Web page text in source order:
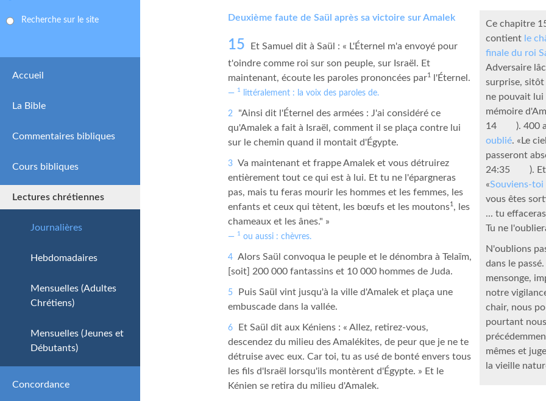
Recherche sur le site
Accueil
La Bible
Commentaires bibliques
Simple
Intermédiaire
Avancé
Cours bibliques
Lectures chrétiennes
Journalières
Hebdomadaires
Mensuelles (Adultes
Chrétiens)
Mensuelles (Jeunes et
Débutants)
Concordance
Deuxième faute de Saül après sa victoire sur Amalek
15
Et Samuel dit à Saül : « L'Éternel m'a envoyé pour
t'oindre comme roi sur son peuple, sur Israël. Et
maintenant, écoute les paroles prononcées par1 l'Éternel.
1 littéralement : la voix des paroles de.
2
"Ainsi dit l'Éternel des armées : J'ai considéré ce
qu'Amalek a fait à Israël, comment il se plaça contre lui
sur le chemin quand il montait d'Égypte.
3 Va maintenant et frappe Amalek et vous détruirez
entièrement tout ce qui est à lui. Et tu ne l'épargneras
pas, mais tu feras mourir les hommes et les femmes, les
enfants et ceux qui tètent, les bœufs et les moutons1 , les
chameaux et les ânes." »
1 ou aussi : chèvres.
4 Alors Saül convoqua le peuple et le dénombra à Telaïm,
[soit] 200 000 fantassins et 10 000 hommes de Juda.
5
Puis Saül vint jusqu'à la ville d'Amalek et plaça une
embuscade dans la vallée.
6
Et Saül dit aux Kéniens : « Allez, retirez-vous,
descendez du milieu des Amalékites, de peur que je ne te
détruise avec eux. Car toi, tu as usé de bonté envers tous
les fils d'Israël lorsqu'ils montèrent d'Égypte. » Et le
Kénien se retira du milieu d'Amalek.
Ce chapitre
contient le
finale du roi
Adversaire
surprise, sitôt
ne pouvait lui
mémoire
14
). 400
oublié. «Le
passeront
24:35
).
«Souviens-toi
vous êtes
... tu
Tu ne
N'oublions
dans le
mensonge,
notre
chair, nous
pourtant
mêmes et
la vieille